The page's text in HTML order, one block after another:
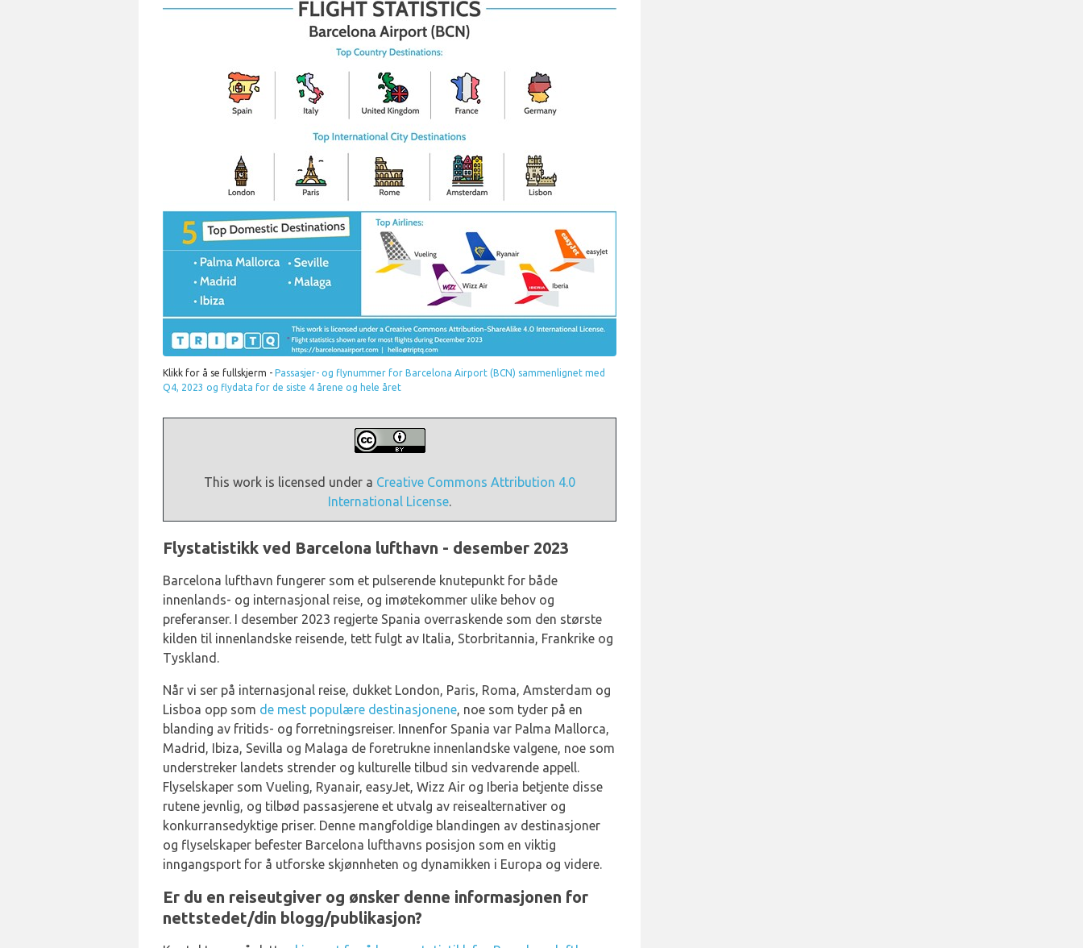
Klikk for å se fullskjerm - Passasjer- og flynummer for Barcelona Airport (BCN) sammenlignet med
Q4, 2023 og flydata for de siste 4 årene og hele året
This work is licensed under a Creative Commons Attribution 4.0
International License.
Flystatistikk ved Barcelona lufthavn - desember 2023
Barcelona lufthavn fungerer som et pulserende knutepunkt for både
innenlands- og internasjonal reise, og imøtekommer ulike behov og
preferanser. I desember 2023 regjerte Spania overraskende som den største
kilden til innenlandske reisende, tett fulgt av Italia, Storbritannia, Frankrike og
Tyskland.
Når vi ser på internasjonal reise, dukket London, Paris, Roma, Amsterdam og
Lisboa opp som de mest populære destinasjonene, noe som tyder på en
blanding av fritids- og forretningsreiser. Innenfor Spania var Palma Mallorca,
Madrid, Ibiza, Sevilla og Malaga de foretrukne innenlandske valgene, noe som
understreker landets strender og kulturelle tilbud sin vedvarende appell.
Flyselskaper som Vueling, Ryanair, easyJet, Wizz Air og Iberia betjente disse
rutene jevnlig, og tilbød passasjerene et utvalg av reisealternativer og
konkurransedyktige priser. Denne mangfoldige blandingen av destinasjoner
og flyselskaper befester Barcelona lufthavns posisjon som en viktig
inngangsport for å utforske skjønnheten og dynamikken i Europa og videre.
Er du en reiseutgiver og ønsker denne informasjonen for
nettstedet/din blogg/publikasjon?